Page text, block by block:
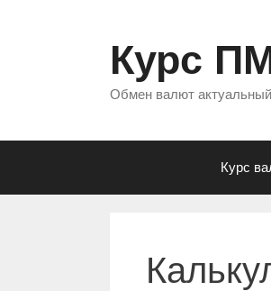
Курс
Обмен валют
Курс